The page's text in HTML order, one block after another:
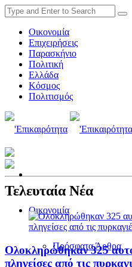
Οικονομία
Επιχειρήσεις
Παρασκήνιο
Πολιτική
Ελλάδα
Κόσμος
Πολιτισμός
Οικονομία
Πρόσφατα Άρθρα
Τελευταία Νέα
Ολοκληρώθηκαν 325
πληγείσες από τις